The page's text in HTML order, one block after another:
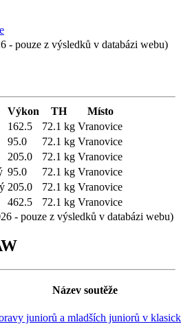
- pouze z výsledků v databázi webu)
Výkon TH
Místo
162.5 72.1 kg Vranovice
95.0 72.1 kg Vranovice
205.0 72.1 kg Vranovice
95.0 72.1 kg Vranovice
205.0 72.1 kg Vranovice
462.5 72.1 kg Vranovice
- pouze z výsledků v databázi webu)
Název soutěže
juniorů a mladších juniorů v